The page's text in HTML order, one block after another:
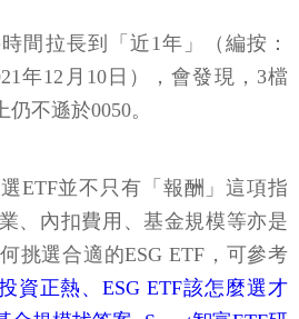
間拉長到「近1年」（編按：
年12月10日），會發現，3檔
不遜於0050。
ETF並不只有「報酬」這項指
、內扣費用、基金規模等亦是
挑選合適的ESG ETF，可參考
投資正熱、ESG ETF該怎麼選才